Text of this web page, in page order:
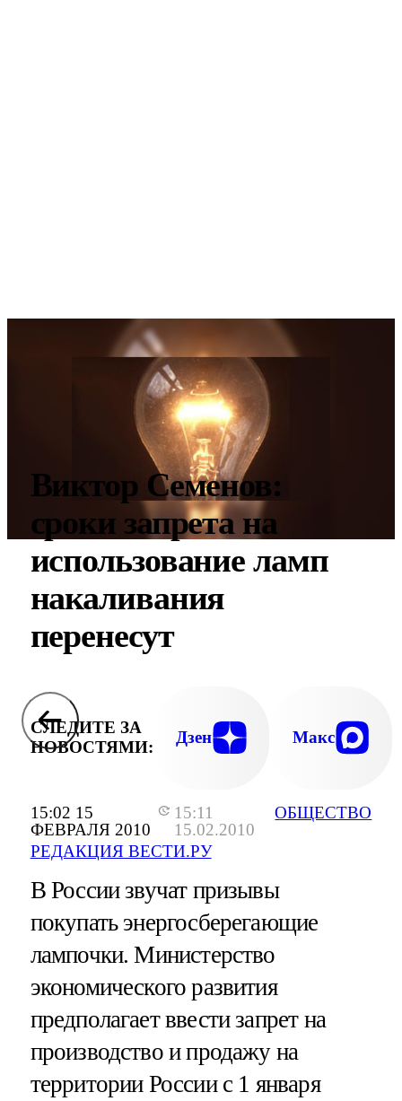
15:02 15
ФЕВРАЛЯ 2010
15:11
15.02.2010
РЕДАКЦИЯ ВЕСТИ.РУ
ОБЩЕСТВО
Виктор Семенов:
сроки запрета на
использование ламп
накаливания
перенесут
СЛЕДИТЕ ЗА
НОВОСТЯМИ:
Дзен Макс
В России звучат призывы
покупать энергосберегающие
лампочки. Министерство
экономического развития
предполагает ввести запрет на
производство и продажу на
территории России с 1 января